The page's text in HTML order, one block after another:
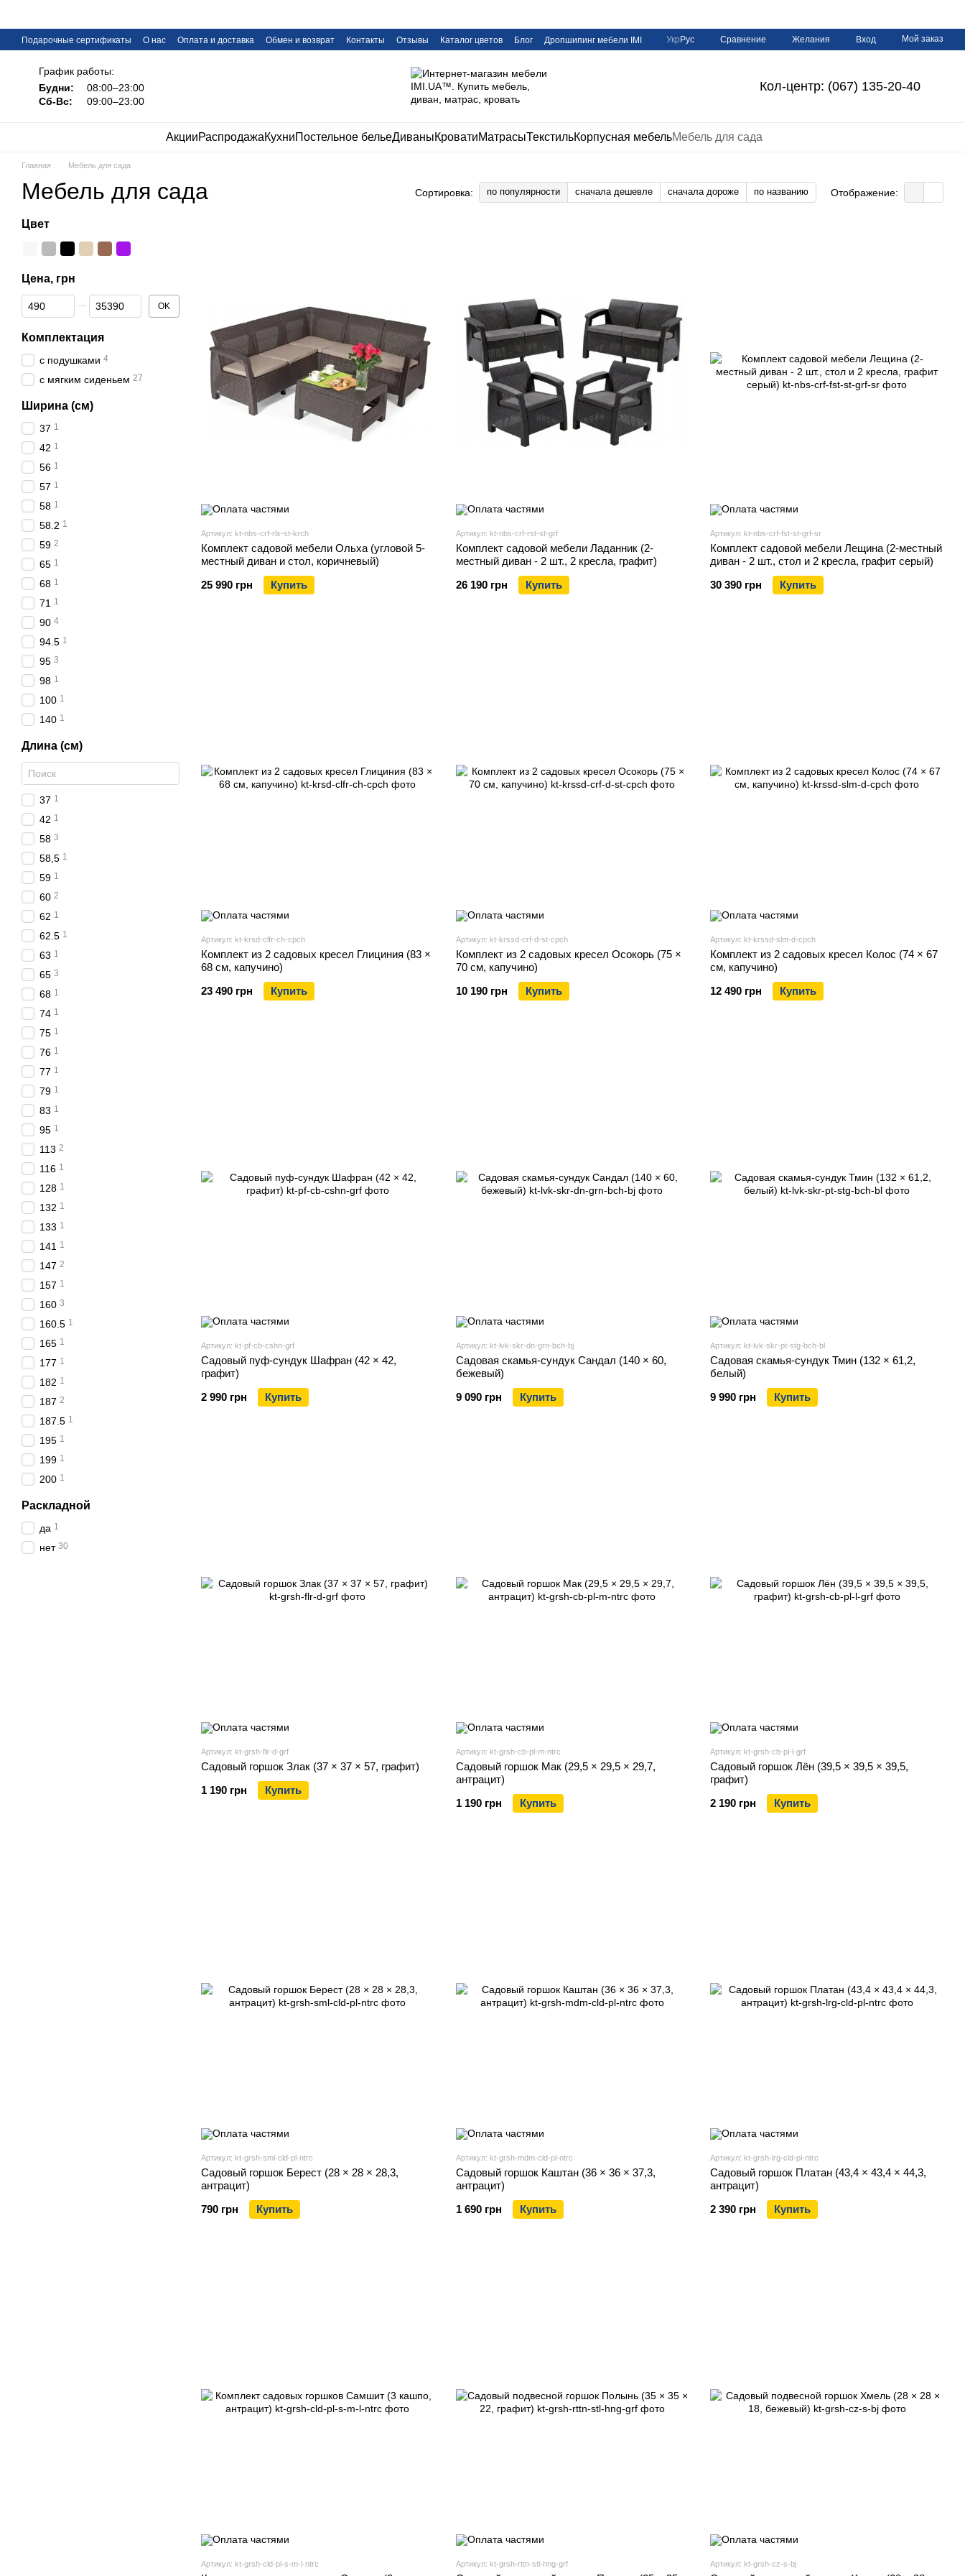
Подарочные сертификаты О нас Оплата и доставка Обмен и возврат Контакты Отзывы Каталог цветов Блог
Дропшипинг мебели IMI
Укр Рус Сравнение Желания Вход Мой заказ
График работы:
Будни:
08:00–23:00
Сб-Вс:
09:00–23:00
Кол-центр: (067) 135-20-40
АкцииРаспродажаКухниПостельное бельеДиваныКроватиМатрасыТекстильКорпусная мебельМебель для сада
Главная Мебель для сада
Мебель для сада Сортировка: по популярности сначала дешевле сначала дороже по названию Отображение:
Артикул: kt-nbs-crf-rlx-st-krch
Комплект садовой мебели Ольха (угловой 5-
местный диван и стол, коричневый)
25 990 грн
Купить
Артикул: kt-nbs-crf-rst-st-grf
Комплект садовой мебели Ладанник (2-
местный диван - 2 шт., 2 кресла, графит)
26 190 грн
Купить
Артикул: kt-nbs-crf-fst-st-grf-sr
Комплект садовой мебели Лещина (2-местный
диван - 2 шт., стол и 2 кресла, графит серый)
30 390 грн
Купить
Артикул: kt-krsd-clfr-ch-cpch
Комплект из 2 садовых кресел Глициния (83 ×
68 см, капучино)
23 490 грн
Купить
Артикул: kt-krssd-crf-d-st-cpch
Комплект из 2 садовых кресел Осокорь (75 ×
70 см, капучино)
10 190 грн
Купить
Артикул: kt-krssd-slm-d-cpch
Комплект из 2 садовых кресел Колос (74 × 67
см, капучино)
12 490 грн
Купить
Артикул: kt-pf-cb-cshn-grf
Садовый пуф-сундук Шафран (42 × 42,
графит)
2 990 грн
Купить
Артикул: kt-lvk-skr-dn-grn-bch-bj
Садовая скамья-сундук Сандал (140 × 60,
бежевый)
9 090 грн
Купить
Артикул: kt-lvk-skr-pt-stg-bch-bl
Садовая скамья-сундук Тмин (132 × 61,2,
белый)
9 990 грн
Купить
Артикул: kt-grsh-flr-d-grf
Садовый горшок Злак (37 × 37 × 57, графит)
1 190 грн
Купить
Артикул: kt-grsh-cb-pl-m-ntrc
Садовый горшок Мак (29,5 × 29,5 × 29,7,
антрацит)
1 190 грн
Купить
Артикул: kt-grsh-cb-pl-l-grf
Садовый горшок Лён (39,5 × 39,5 × 39,5,
графит)
2 190 грн
Купить
Артикул: kt-grsh-sml-cld-pl-ntrc
Садовый горшок Берест (28 × 28 × 28,3,
антрацит)
790 грн
Купить
Артикул: kt-grsh-mdm-cld-pl-ntrc
Садовый горшок Каштан (36 × 36 × 37,3,
антрацит)
1 690 грн
Купить
Артикул: kt-grsh-lrg-cld-pl-ntrc
Садовый горшок Платан (43,4 × 43,4 × 44,3,
антрацит)
2 390 грн
Купить
Артикул: kt-grsh-cld-pl-s-m-l-ntrc Артикул: kt-grsh-rttn-stl-hng-grf Артикул: kt-grsh-cz-s-bj
Цвет
Цена, грн
От Цена, грн
До Цена, грн OK
Комплектация
с подушками 4
с мягким сиденьем 27
Ширина (см)
37 1
42 1
56 1
57 1
58 1
58.2 1
59 2
65 1
68 1
71 1
90 4
94.5 1
95 3
98 1
100 1
140 1
Длина (см)
37 1
42 1
58 3
58,5 1
59 1
60 2
62 1
62.5 1
63 1
65 3
68 1
74 1
75 1
76 1
77 1
79 1
83 1
95 1
113 2
116 1
128 1
132 1
133 1
141 1
147 2
157 1
160 3
160.5 1
165 1
177 1
182 1
187 2
187.5 1
195 1
199 1
200 1
Раскладной
да 1
нет 30